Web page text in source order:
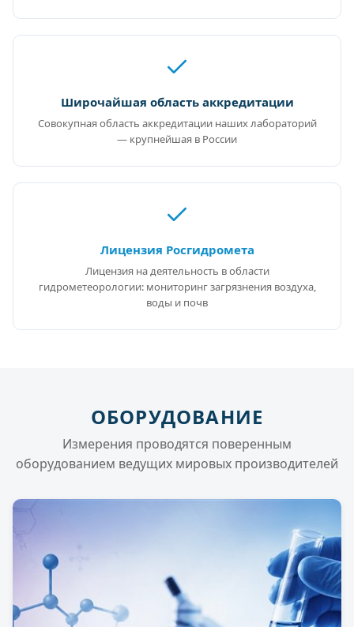
Широчайшая область аккредитации
Совокупная область аккредитации наших лабораторий
— крупнейшая в России
Лицензия Росгидромета
Лицензия на деятельность в области
гидрометеорологии: мониторинг загрязнения воздуха,
воды и почв
ОБОРУДОВАНИЕ
Измерения проводятся поверенным
оборудованием ведущих мировых производителей